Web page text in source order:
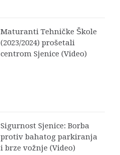
Maturanti Tehničke Škole
(2023/2024) prošetali
centrom Sjenice (Video)
Sigurnost Sjenice: Borba
protiv bahatog parkiranja
i brze vožnje (Video)